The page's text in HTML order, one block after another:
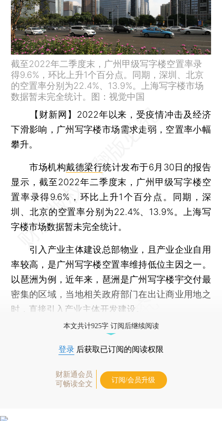
截至2022年二季度末，广州甲级写字楼空置率录
得9.6%，环比上升1个百分点。同期，深圳、北京
的空置率分别为22.4%、13.9%。上海写字楼市场
数据暂未完全统计。图：视觉中国
【财新网】 2022年以来，受疫情冲击及经济
下滑影响，广州写字楼市场需求走弱，空置率小幅
攀升。
市场机构戴德梁行统计发布于6月30日的报告
显示，截至2022年二季度末，广州甲级写字楼空
置率录得9.6%，环比上升1个百分点。同期，深
圳、北京的空置率分别为22.4%、13.9%。上海写
字楼市场数据暂未完全统计。
引入产业主体建设总部物业，且产业企业自用
率较高，是广州写字楼空置率维持低位主因之一。
以琶洲为例，近年来，琶洲是广州写字楼宇交付最
密集的区域，当地相关政府部门在出让商业用地之
时，直接引入产业主体开发建设。
本文共计925字 订阅后继续阅读
登录 后获取已订阅的阅读权限
财新通会员
可畅读全文
订阅/会员升级